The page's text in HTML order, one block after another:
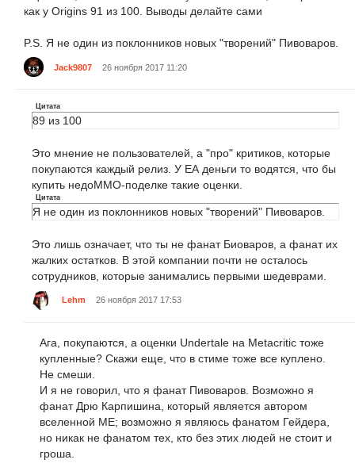
как у Origins 91 из 100. Выводы делайте сами
P.S. Я не один из поклонников новых "творений" Пивоваров.
Jack9807 26 ноября 2017 11:20
Цитата
89 из 100
Это мнение не пользователей, а "про" критиков, которые
покупаются каждый релиз. У ЕА деньги то водятся, что бы
купить недоММО-поделке такие оценки.
Цитата
Я не один из поклонников новых "творений" Пивоваров.
Это лишь означает, что ты не фанат Биоваров, а фанат их
жалких остатков. В этой компании почти не осталось
сотрудников, которые занимались первыми шедеврами.
Lehm 26 ноября 2017 17:53
Ага, покупаются, а оценки Undertale на Metacritic тоже
купленные? Скажи еще, что в стиме тоже все куплено.
Не смеши.
И я не говорил, что я фанат Пивоваров. Возможно я
фанат Дрю Карпишина, который является автором
вселенной ME; возможно я являюсь фанатом Гейдера,
но никак не фанатом тех, кто без этих людей не стоит и
гроша.